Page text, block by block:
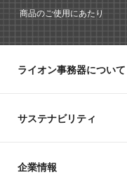
商品のご使用にあたり
ライオン事務器について
サステナビリティ
企業情報